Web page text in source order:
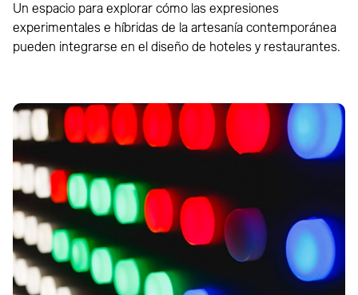
Un espacio para explorar cómo las expresiones
experimentales e híbridas de la artesanía contemporánea
pueden integrarse en el diseño de hoteles y restaurantes.